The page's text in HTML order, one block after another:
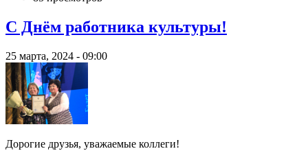
С Днём работника культуры!
25 марта, 2024 - 09:00
Дорогие друзья, уважаемые коллеги!